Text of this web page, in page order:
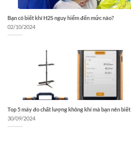
Bạn có biết khí H2S nguy hiểm đến mức nào?
02/10/2024
Top 5 máy đo chất lượng không khí mà bạn nên biết
30/09/2024